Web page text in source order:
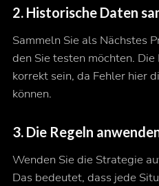
2. Historische Daten
Sammeln Sie als Nächstes
den Sie testen möchten.
korrekt sein, da Fehler hier
können.
3. Die Regeln
Wenden Sie die Strategie
Das bedeutet, dass jede